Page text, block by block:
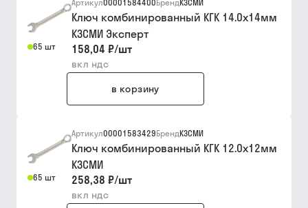
65 шт
Артикул00001584400БрендКЗСМИ
Ключ комбинированный КГК 14.0х14мм
КЗСМИ Эксперт
158,04 ₽/шт
вкл ндс
в корзину
65 шт
Артикул00001583429БрендКЗСМИ
Ключ комбинированный КГК 12.0х12мм
КЗСМИ
258,38 ₽/шт
вкл ндс